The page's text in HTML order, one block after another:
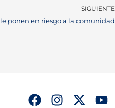
SIGUIENTE
ponen en riesgo a la comunidad